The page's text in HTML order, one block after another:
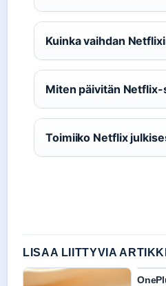
Kuinka vaihdan
Miten päivitän
Toimiiko Netflix
LISAA LIITTYVIA